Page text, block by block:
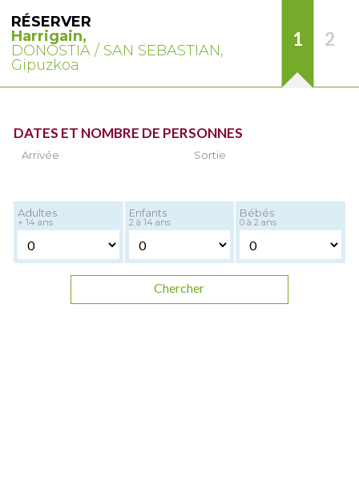
RÉSERVER
Harrigain,
DONOSTIA / SAN SEBASTIAN,
Gipuzkoa
1 2
DATES ET NOMBRE DE PERSONNES
Arrivée Sortie
Adultes
+ 14 ans
Enfants
2 à 14 ans
Bébés
0 à 2 ans
Chercher